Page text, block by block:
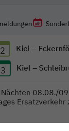
Kiel –
Kiel –
08.08./
Ersatzverkehr